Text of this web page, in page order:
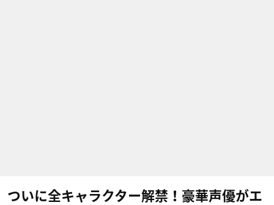
ついに全キャラクター解禁！豪華声優がエ